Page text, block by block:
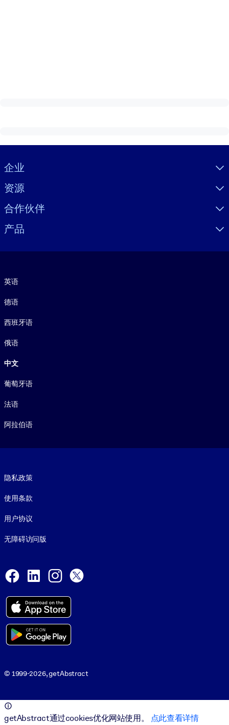
Visually hidden Text
企业
资源
合作伙伴
产品
英语
德语
西班牙语
俄语
中文
葡萄牙语
法语
阿拉伯语
隐私政策
使用条款
用户协议
无障碍访问版
Facebook
LinkedInInstagram
© 1999-2026, getAbstract
getAbstract通过cookies优化网站使用。 点此查看详情